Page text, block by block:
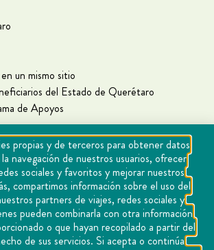
un mismo sitio
del Estado de Querétaro
de Apoyos
Querétaro Travel 2021 | v 1.1
propias y de terceros para obtener datos
navegación de nuestros usuarios, ofrecer
sociales y favoritos y mejorar nuestros
compartimos información sobre el uso del
partners de viajes, redes sociales y
pueden combinarla con otra información
o que hayan recopilado a partir del
de sus servicios. Si acepta o continúa